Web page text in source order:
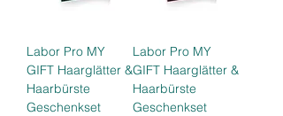
Labor Pro MY
GIFT Haarglätter &
Haarbürste
Geschenkset
Labor Pro MY
GIFT Haarglätter &
Haarbürste
Geschenkset